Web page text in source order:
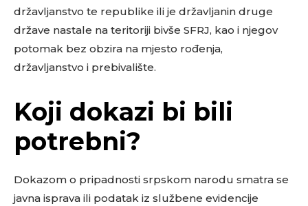
državljanstvo te republike ili je državljanin druge
države nastale na teritoriji bivše SFRJ, kao i njegov
potomak bez obzira na mjesto rođenja,
državljanstvo i prebivalište.
Koji dokazi bi bili
potrebni?
Dokazom o pripadnosti srpskom narodu smatra se
javna isprava ili podatak iz službene evidencije